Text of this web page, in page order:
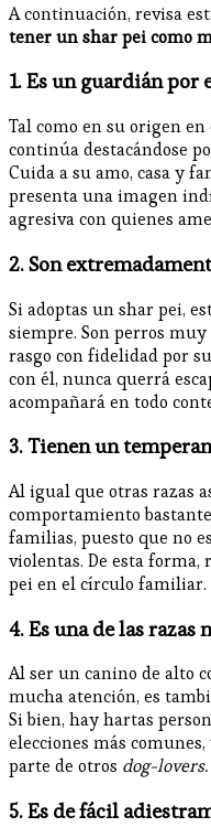
A continuación, revisa
tener un shar pei como
1. Es un guardián por
Tal como en su origen en
continúa destacándose
Cuida a su amo, casa y
presenta una imagen
agresiva con quienes
2. Son
Si adoptas un shar pei,
siempre. Son perros
rasgo con fidelidad por
con él, nunca querrá
acompañará en todo
3. Tienen un
Al igual que otras razas
comportamiento
familias, puesto que no
violentas. De esta
pei en el círculo familiar.
4. Es una de las
Al ser un canino de alto
mucha atención, es
Si bien, hay hartas
elecciones más
parte de otros dog-lovers.
5. Es de fácil